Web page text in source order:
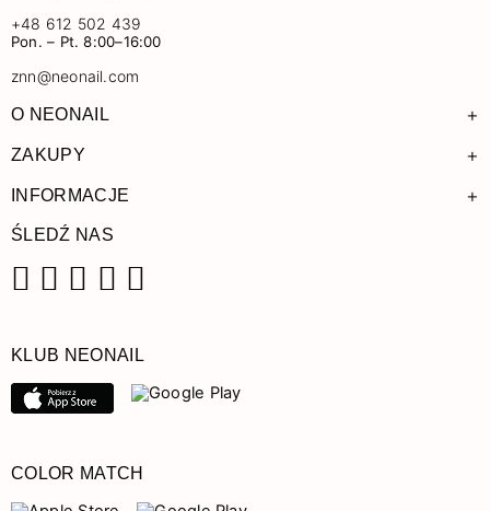
+48 612 502 439
Pon. – Pt. 8:00–16:00
znn@neonail.com
O NEONAIL +
ZAKUPY +
INFORMACJE +
ŚLEDŹ NAS
KLUB NEONAIL
COLOR MATCH